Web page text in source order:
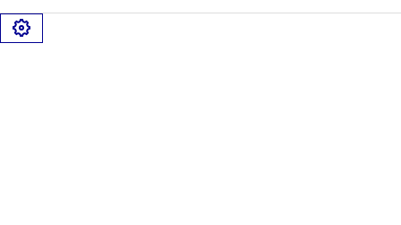
Gérer les cookies